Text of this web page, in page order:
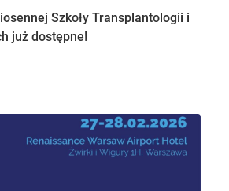
Szkoły Transplantologii i
już dostępne!